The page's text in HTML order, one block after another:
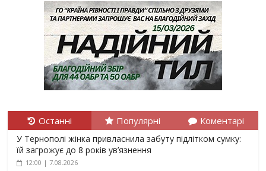
Останні Популярні Коментарі
У Тернополі жінка привласнила забуту підлітком сумку:
їй загрожує до 8 років ув’язнення
12:00 | 7.08.2026